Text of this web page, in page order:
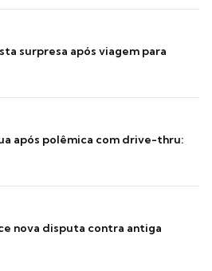
surpresa após viagem para
após polêmica com drive-thru:
nova disputa contra antiga